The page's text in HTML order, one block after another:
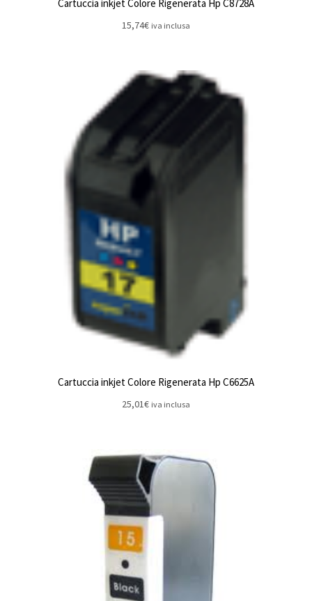
Cartuccia inkjet Colore Rigenerata Hp C8728A
15,74€ iva inclusa
Cartuccia inkjet Colore Rigenerata Hp C6625A
25,01€ iva inclusa